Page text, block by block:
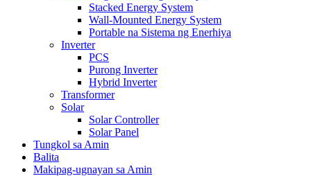
Stacked Energy System
Wall-Mounted Energy System
Portable na Sistema ng Enerhiya
Inverter
PCS
Purong Inverter
Hybrid Inverter
Transformer
Solar
Solar Controller
Solar Panel
Tungkol sa Amin
Balita
Makipag-ugnayan sa Amin